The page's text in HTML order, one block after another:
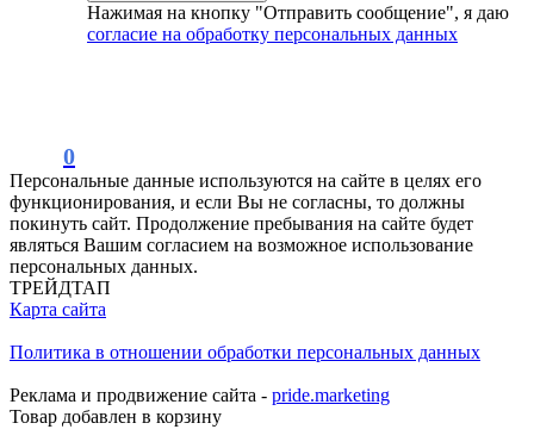
Нажимая на кнопку "Отправить сообщение", я даю
согласие на обработку персональных данных
0
Персональные данные используются на сайте в целях его
функционирования, и если Вы не согласны, то должны
покинуть сайт. Продолжение пребывания на сайте будет
являться Вашим согласием на возможное использование
персональных данных.
ТРЕЙДТАП
Карта сайта
Политика в отношении обработки персональных данных
Реклама и продвижение сайта - pride.marketing
Товар добавлен в корзину